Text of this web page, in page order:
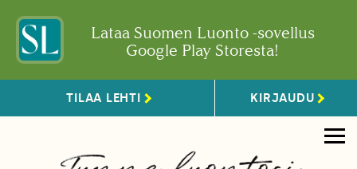
Lataa Suomen Luonto -sovellus
Google Play Storesta!
TILAA LEHTI KIRJAUDU